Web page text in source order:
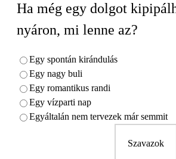
Ha még egy dolgot
nyáron, mi lenne az?
Egy spontán kirándulás
Egy nagy buli
Egy romantikus randi
Egy vízparti nap
Egyáltalán nem tervezek már semmit
Szavazok